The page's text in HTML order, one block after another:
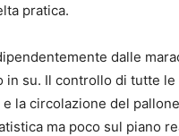
pratica.
dalle
su. Il controllo di tutte
la circolazione del
ma poco sul piano